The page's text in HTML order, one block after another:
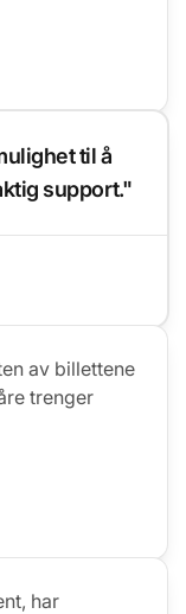
til å
support."
av billettene
trenger
har